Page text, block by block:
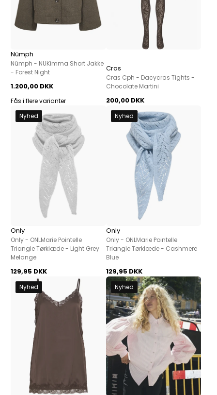
Nümph
Nümph - NUKimma Short Jakke
- Forest Night
1.200,00 DKK
Fås i flere varianter
Cras
Cras Cph - Dacycras Tights -
Chocolate Martini
200,00 DKK
Nyhed
Only
Only - ONLMarie Pointelle
Triangle Tørklæde - Light Grey
Melange
129,95 DKK
Nyhed
Only
Only - ONLMarie Pointelle
Triangle Tørklæde - Cashmere
Blue
129,95 DKK
Nyhed Nyhed